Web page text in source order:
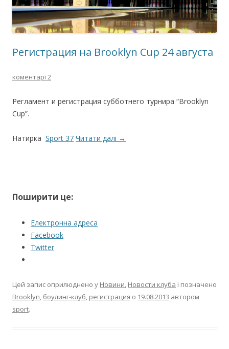
Регистрация на Brooklyn Cup 24 августа
коментарі 2
Регламент и регистрация субботнего турнира “Brooklyn
Cup”.
Натирка Sport 37 Читати далі →
Поширити це:
Електронна адреса
Facebook
Twitter
Цей запис оприлюднено у Новини, Новости клуба і позначено
Brooklyn, боулинг-клуб, регистрация о 19.08.2013 автором
sport.